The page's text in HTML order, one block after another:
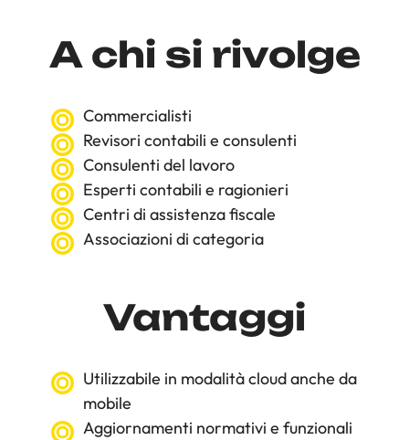
A chi si rivolge
Commercialisti
Revisori contabili e consulenti
Consulenti del lavoro
Esperti contabili e ragionieri
Centri di assistenza fiscale
Associazioni di categoria
Vantaggi
Utilizzabile in modalità cloud anche da
mobile
Aggiornamenti normativi e funzionali